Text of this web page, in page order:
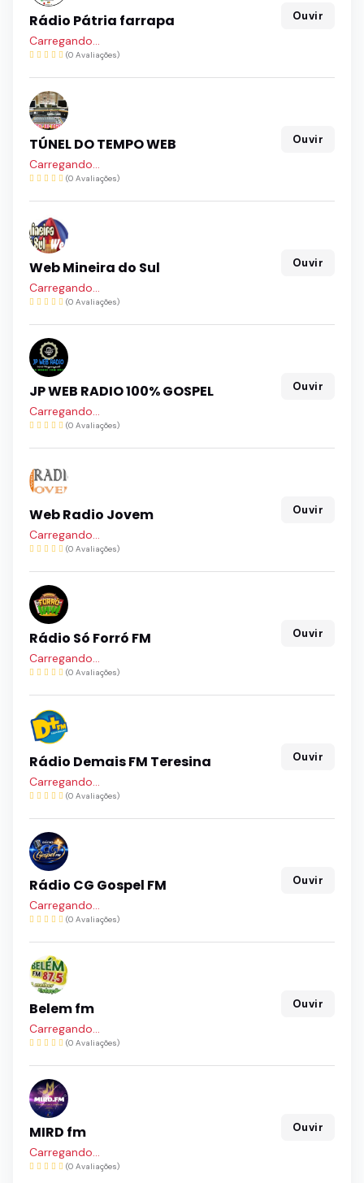
Rádio Pátria farrapa
Carregando...
(0 Avaliações)
Ouvir
TÚNEL DO TEMPO WEB
Carregando...
(0 Avaliações)
Ouvir
Web Mineira do Sul
Carregando...
(0 Avaliações)
Ouvir
JP WEB RADIO 100% GOSPEL
Carregando...
(0 Avaliações)
Ouvir
Web Radio Jovem
Carregando...
(0 Avaliações)
Ouvir
Rádio Só Forró FM
Carregando...
(0 Avaliações)
Ouvir
Rádio Demais FM Teresina
Carregando...
(0 Avaliações)
Ouvir
Rádio CG Gospel FM
Carregando...
(0 Avaliações)
Ouvir
Belem fm
Carregando...
(0 Avaliações)
Ouvir
MIRD fm
Carregando...
(0 Avaliações)
Ouvir